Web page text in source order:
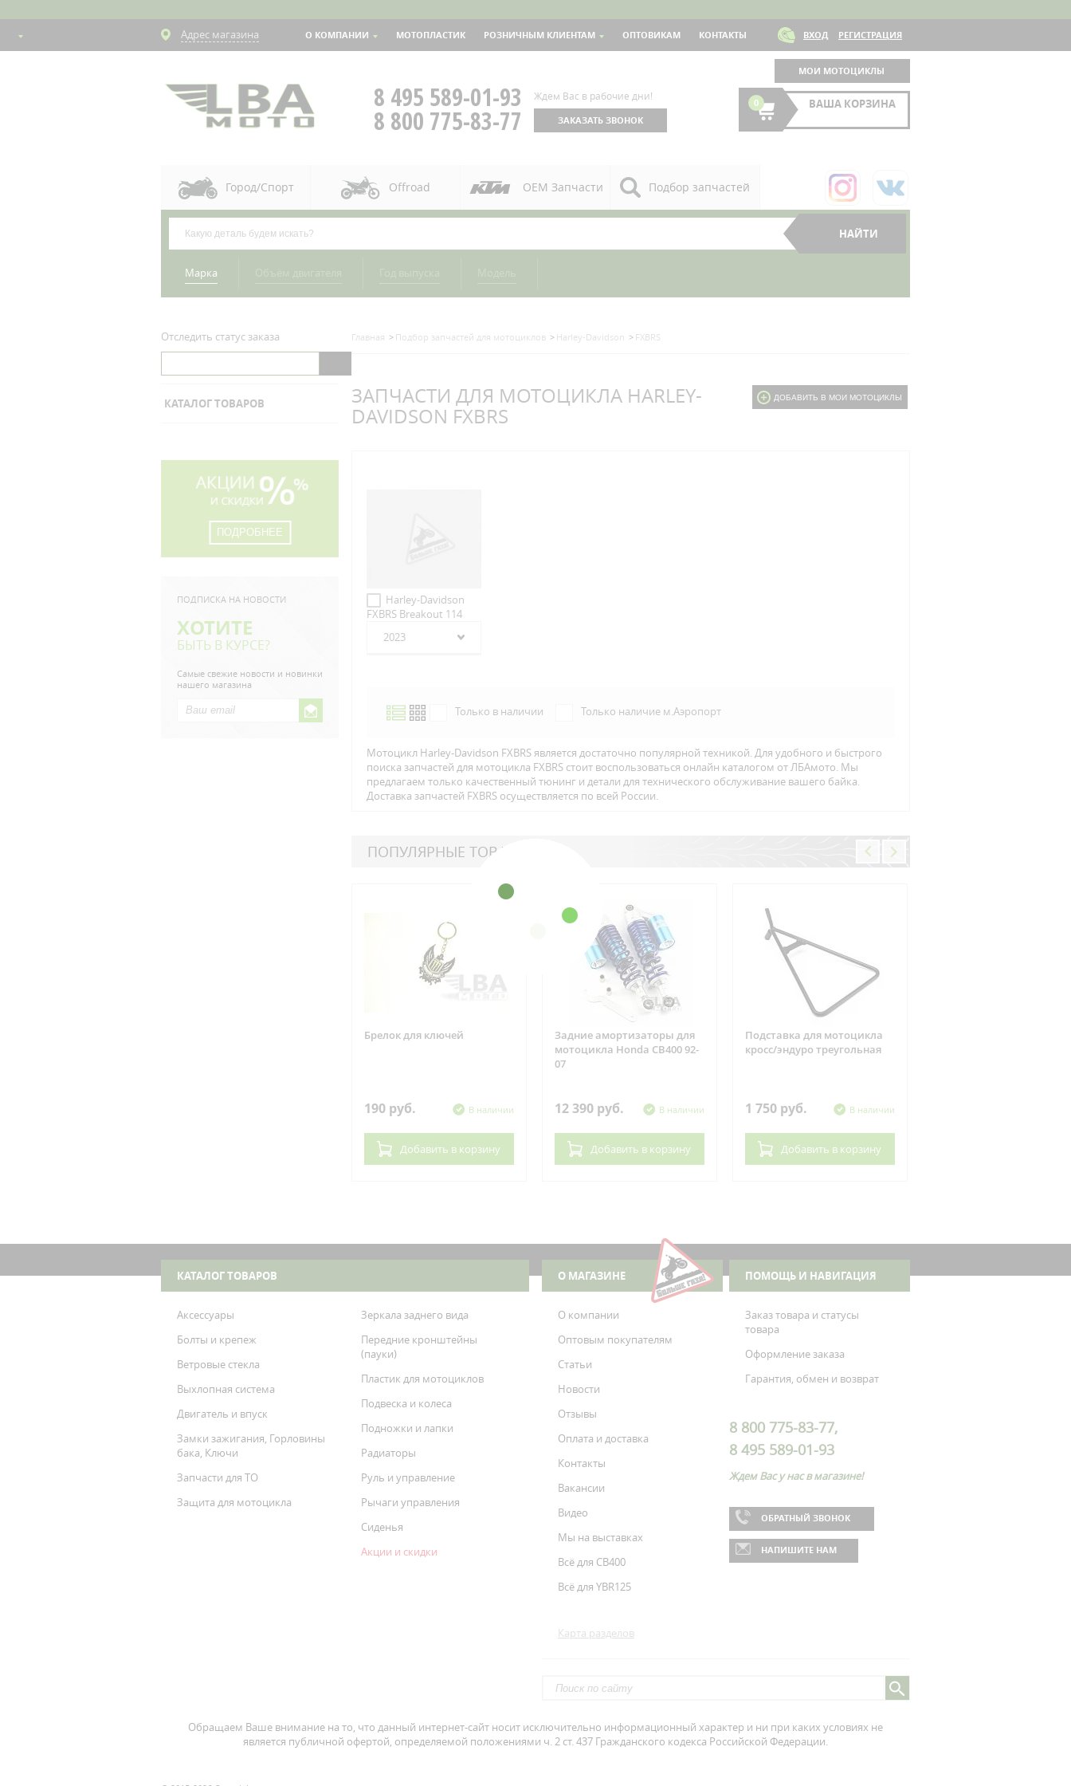
Адрес магазина О КОМПАНИИ МОТОПЛАСТИК РОЗНИЧНЫМ КЛИЕНТАМ ОПТОВИКАМ КОНТАКТЫ ВХОД РЕГИСТРАЦИЯ
МОИ МОТОЦИКЛЫ
8 495 589-01-93
8 800 775-83-77
Ждем Вас в рабочие дни!
ЗАКАЗАТЬ ЗВОНОК
0 ВАША КОРЗИНА
Город/Спорт Offroad OEM Запчасти Подбор запчастей
Марка
Отследить статус заказа
КАТАЛОГ ТОВАРОВ
ПОДРОБНЕЕ
ПОДПИСКА НА НОВОСТИ
ХОТИТЕ
БЫТЬ В КУРСЕ?
Самые свежие новости и новинки
нашего магазина
Главная Подбор запчастей для мотоциклов Harley-Davidson FXBRS
ЗАПЧАСТИ ДЛЯ МОТОЦИКЛА HARLEY-
DAVIDSON FXBRS
ДОБАВИТЬ В МОИ МОТОЦИКЛЫ
Harley-Davidson
FXBRS Breakout 114
2023
Только в наличии Только наличие м.Аэропорт
Мотоцикл Harley-Davidson FXBRS является достаточно популярной техникой. Для удобного и быстрого
поиска запчастей для мотоцикла FXBRS стоит воспользоваться онлайн каталогом от ЛБАмото. Мы
предлагаем только качественный тюнинг и детали для технического обслуживание вашего байка.
Доставка запчастей FXBRS осуществляется по всей Росcии.
ПОПУЛЯРНЫЕ ТОВАРЫ
Брелок для ключей
190 руб. В наличии
Добавить в корзину
Задние амортизаторы для
мотоцикла Honda CB400 92-
07
12 390 руб. В наличии
Добавить в корзину
Подставка для мотоцикла
кросс/эндуро треугольная
1 750 руб. В наличии
Добавить в корзину
КАТАЛОГ ТОВАРОВ
Аксессуары
Болты и крепеж
Ветровые стекла
Выхлопная система
Двигатель и впуск
Замки зажигания, Горловины
бака, Ключи
Запчасти для ТО
Защита для мотоцикла
Зеркала заднего вида
Передние кронштейны
(пауки)
Пластик для мотоциклов
Подвеска и колеса
Подножки и лапки
Радиаторы
Руль и управление
Рычаги управления
Сиденья
Акции и скидки
О МАГАЗИНЕ
О компании
Оптовым покупателям
Статьи
Новости
Отзывы
Оплата и доставка
Контакты
Вакансии
Видео
Мы на выставках
Всё для CB400
Всё для YBR125
Карта разделов
ПОМОЩЬ И НАВИГАЦИЯ
Заказ товара и статусы
товара
Оформление заказа
Гарантия, обмен и возврат
8 800 775-83-77,
8 495 589-01-93
Ждем Вас у нас в магазине!
ОБРАТНЫЙ ЗВОНОК
НАПИШИТЕ НАМ
Обращаем Ваше внимание на то, что данный интернет-сайт носит исключительно информационный характер и ни при каких условиях не
является публичной офертой, определяемой положениями ч. 2 ст. 437 Гражданского кодекса Российской Федерации.